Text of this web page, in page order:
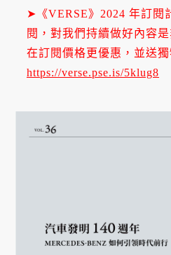
➤《VERSE》2024 年訂閱
閱，對我們持續做好內容
在訂閱價格更優惠，並送獨
https://verse.pse.is/5klug8